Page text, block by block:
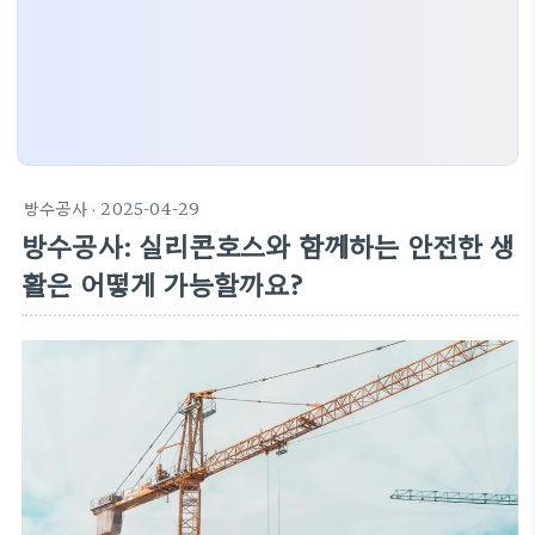
방수공사· 2025-04-29
방수공사: 실리콘호스와 함께하는 안전한 생
활은 어떻게 가능할까요?